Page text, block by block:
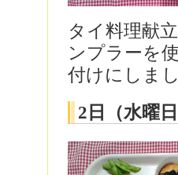
タイ料理献
ンプラーを
付けにしまし
2日（水曜日